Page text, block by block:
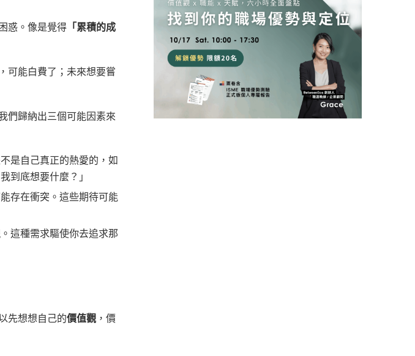
惑。像是覺得 「累積的成
可能白費了；未來想要嘗
們歸納出三個可能因素來
是自己真正的熱愛的，如
到底想要什麼？」
存在衝突。這些期待可能
這種需求驅使你去追求那
先想想自己的價值觀 ，價